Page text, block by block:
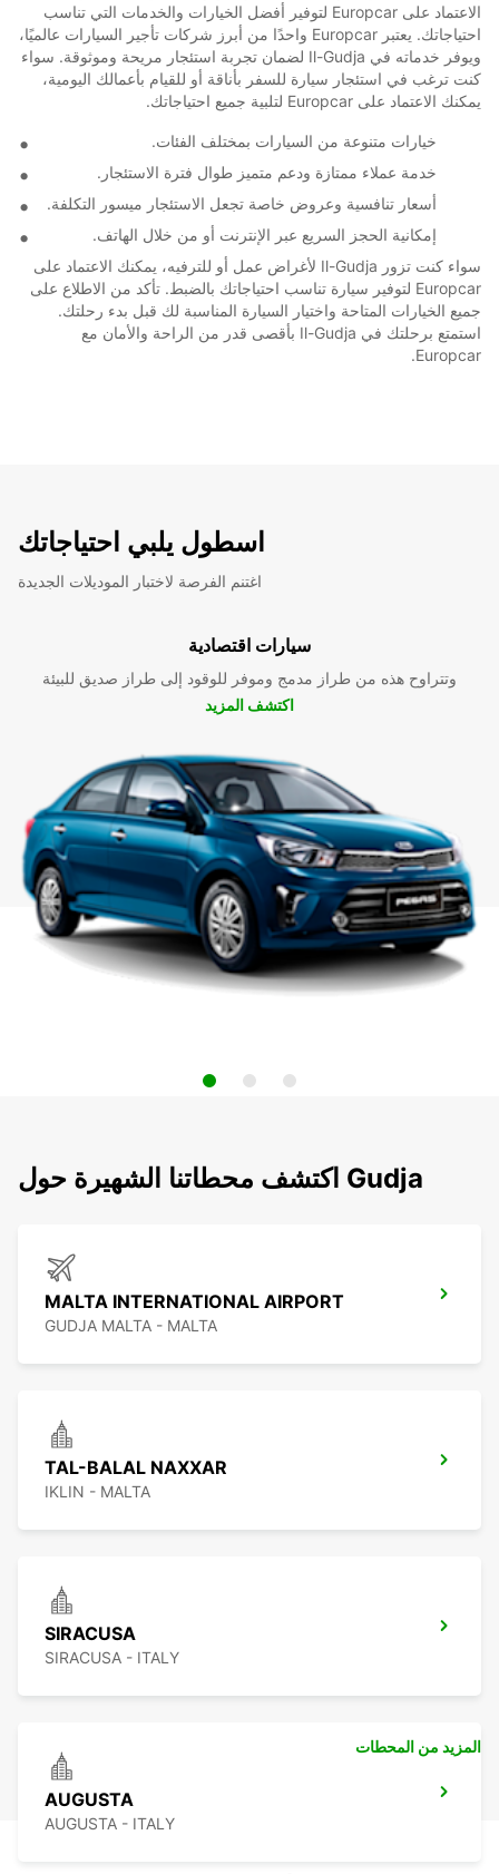
الاعتماد على Europcar لتوفير أفضل الخيارات والخدمات التي تناسب
احتياجاتك. يعتبر Europcar واحدًا من أبرز شركات تأجير السيارات عالميًا،
ويوفر خدماته في Il-Gudja لضمان تجربة استئجار مريحة وموثوقة. سواء
كنت ترغب في استئجار سيارة للسفر بأناقة أو للقيام بأعمالك اليومية،
يمكنك الاعتماد على Europcar لتلبية جميع احتياجاتك.
خيارات متنوعة من السيارات بمختلف الفئات.
خدمة عملاء ممتازة ودعم متميز طوال فترة الاستئجار.
أسعار تنافسية وعروض خاصة تجعل الاستئجار ميسور التكلفة.
إمكانية الحجز السريع عبر الإنترنت أو من خلال الهاتف.
سواء كنت تزور Il-Gudja لأغراض عمل أو للترفيه، يمكنك الاعتماد على
Europcar لتوفير سيارة تناسب احتياجاتك بالضبط. تأكد من الاطلاع على
جميع الخيارات المتاحة واختيار السيارة المناسبة لك قبل بدء رحلتك.
استمتع برحلتك في Il-Gudja بأقصى قدر من الراحة والأمان مع
Europcar.
اسطول يلبي احتياجاتك
اغتنم الفرصة لاختبار الموديلات الجديدة
سيارات اقتصادية
وتتراوح هذه من طراز مدمج وموفر للوقود إلى طراز صديق للبيئة
اكتشف المزيد
اكتشف محطاتنا الشهيرة حول Gudja
MALTA INTERNATIONAL AIRPORT
GUDJA MALTA - MALTA
TAL-BALAL NAXXAR
IKLIN - MALTA
SIRACUSA
SIRACUSA - ITALY
AUGUSTA
AUGUSTA - ITALY
المزيد من المحطات